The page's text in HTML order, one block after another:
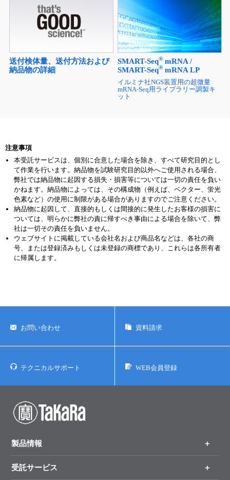
送付検体量、送付方法および
納品物の詳細
SMART-Seq® mRNA /
SMART-Seq® mRNA LP
イルミナ社NGS装置用の超微量
mRNA-Seq用ライブラリー調製キ
ット
注意事項
本受託サービスは、個別に合意した場合を除き、すべて研究目的とし
て作業を行います。納品物を試験研究目的以外へご使用される場合、
弊社では納品物に起因する損失・損害等については一切の責任を負い
かねます。納品物によっては、その構成物（例えば、ベクター、蛍光
色素など）の使用に制限がある場合がありますのでご注意ください。
納品物に起因して、直接的もしくは間接的に発生したお客様の損害に
ついては、明らかに弊社の責に帰すべき事由による場合を除いて、弊
社は一切その責任を負いません。
ウェブサイトに掲載している会社名および商品名などは、各社の商
号、または登録済みもしくは未登録の商標であり、これらは各所有者
に帰属します。
お問い合わせ 資料請求
テクニカルサポート WEB会員登録
製品情報
製品一覧
受託サービス